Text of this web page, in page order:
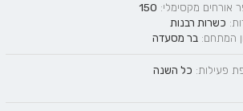
אורחים מקסימלי: 150
כשרות רבנות
המתחם: בר מסעדה
פעילות: כל השנה